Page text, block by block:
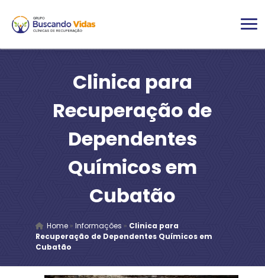
Clinica para
Recuperação de
Dependentes
Químicos em
Cubatão
Home» Informações » Clinica para
Recuperação de Dependentes Químicos em
Cubatão